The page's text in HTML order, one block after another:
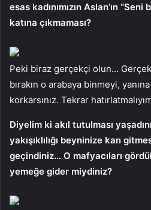
esas kadınımızın Aslan’ın
katına çıkmaması?
Peki biraz gerçekçi olun…
bırakın o arabaya binmeyi,
korkarsınız. Tekrar
Diyelim ki akıl tutulması
yakışıklılığı beyninize kan
geçindiniz… O mafyacıları
yemeğe gider miydiniz?